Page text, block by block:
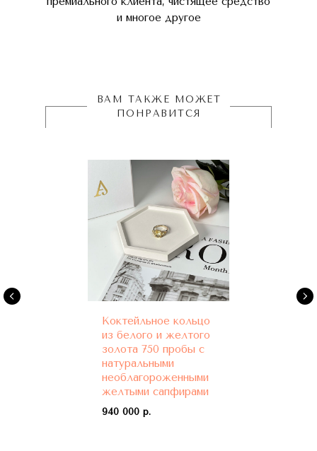
и многое другое
ВАМ ТАКЖЕ МОЖЕТ
ПОНРАВИТСЯ
Коктейльное кольцо
из белого и желтого
золота 750 пробы с
натуральными
необлагороженными
желтыми сапфирами
940 000 р.